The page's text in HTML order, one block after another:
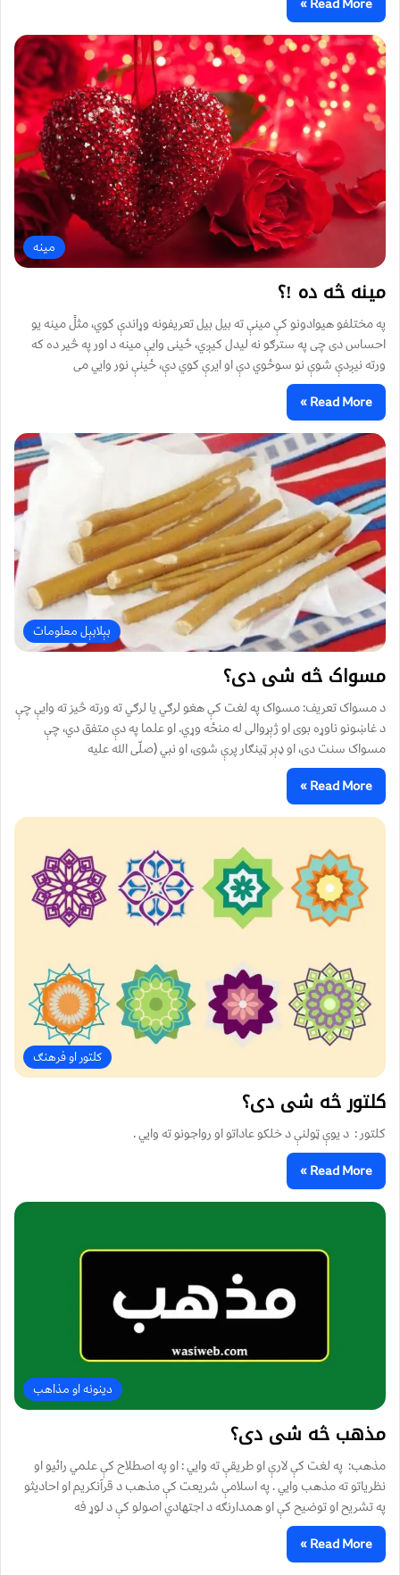
Read More »
مینه
مینه څه ده !؟
په مختلفو هیوادونو کې مینې ته بیل بیل تعریفونه وړاندې کوي، مثلً مینه یو
احساس دی چی په سترګو نه لیدل کیږي، ځینی وایې مینه د اور په څیر ده که
ورته نیږدې شوې نو سوځوي دې او ایرې کوي دې، ځینې نور وایي می
Read More »
بېلابېل معلومات
مسواک څه شی دی؟
د مسواک تعریف: مسواک په لغت کې هغو لرګي یا لرګي ته ورته څیز ته وایې چې
د غاښونو ناوړه بوی او ژېړوالی له منځه وړي. او علما په دې متفق دي، چې
مسواک سنت دی، او ډېر ټینګار پرې شوی، او نبي (صلّی الله علیه
Read More »
کلتور او فرهنګ
کلتور څه شی دی؟
کلتور : د يوې ټولنې د خلکو عاداتو او رواجونو ته وايي .
Read More »
دینونه او مذاهب
مذهب څه شی دی؟
مذهب: په لغت کې لارې او طريقې ته وايي : او په اصطلاح کې علمي رائيو او
نظرياتو ته مذهب وايي . په اسلامې شريعت کې مذهب د قرآنکريم او احاديثو
په تشريح او توضيح کې او همدارنګه د اجتهادي اصولو کې د لوړ فه
Read More »